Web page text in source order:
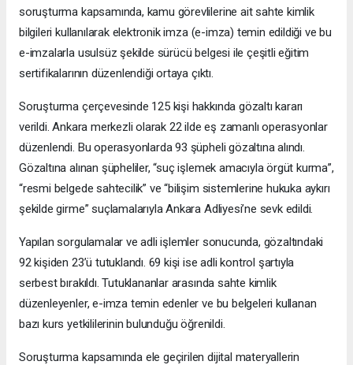
soruşturma kapsamında, kamu görevlilerine ait sahte kimlik
bilgileri kullanılarak elektronik imza (e-imza) temin edildiği ve bu
e-imzalarla usulsüz şekilde sürücü belgesi ile çeşitli eğitim
sertifikalarının düzenlendiği ortaya çıktı.
Soruşturma çerçevesinde 125 kişi hakkında gözaltı kararı
verildi. Ankara merkezli olarak 22 ilde eş zamanlı operasyonlar
düzenlendi. Bu operasyonlarda 93 şüpheli gözaltına alındı.
Gözaltına alınan şüpheliler, “suç işlemek amacıyla örgüt kurma”,
“resmi belgede sahtecilik” ve “bilişim sistemlerine hukuka aykırı
şekilde girme” suçlamalarıyla Ankara Adliyesi’ne sevk edildi.
Yapılan sorgulamalar ve adli işlemler sonucunda, gözaltındaki
92 kişiden 23’ü tutuklandı. 69 kişi ise adli kontrol şartıyla
serbest bırakıldı. Tutuklananlar arasında sahte kimlik
düzenleyenler, e-imza temin edenler ve bu belgeleri kullanan
bazı kurs yetkililerinin bulunduğu öğrenildi.
Soruşturma kapsamında ele geçirilen dijital materyallerin